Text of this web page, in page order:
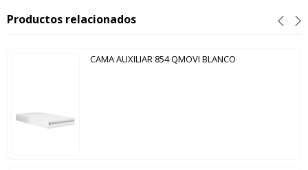
Productos relacionados
CAMA AUXILIAR 854 QMOVI BLANCO